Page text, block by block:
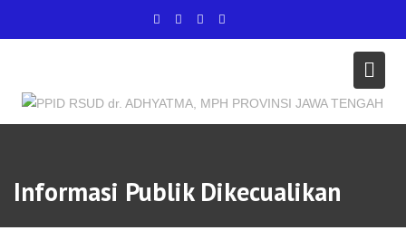
Informasi Publik Dikecualikan